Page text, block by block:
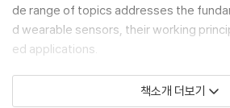
de range of topics addresses the
d wearable sensors, their working
ed applications.
This handbook provides new책소개 더보기